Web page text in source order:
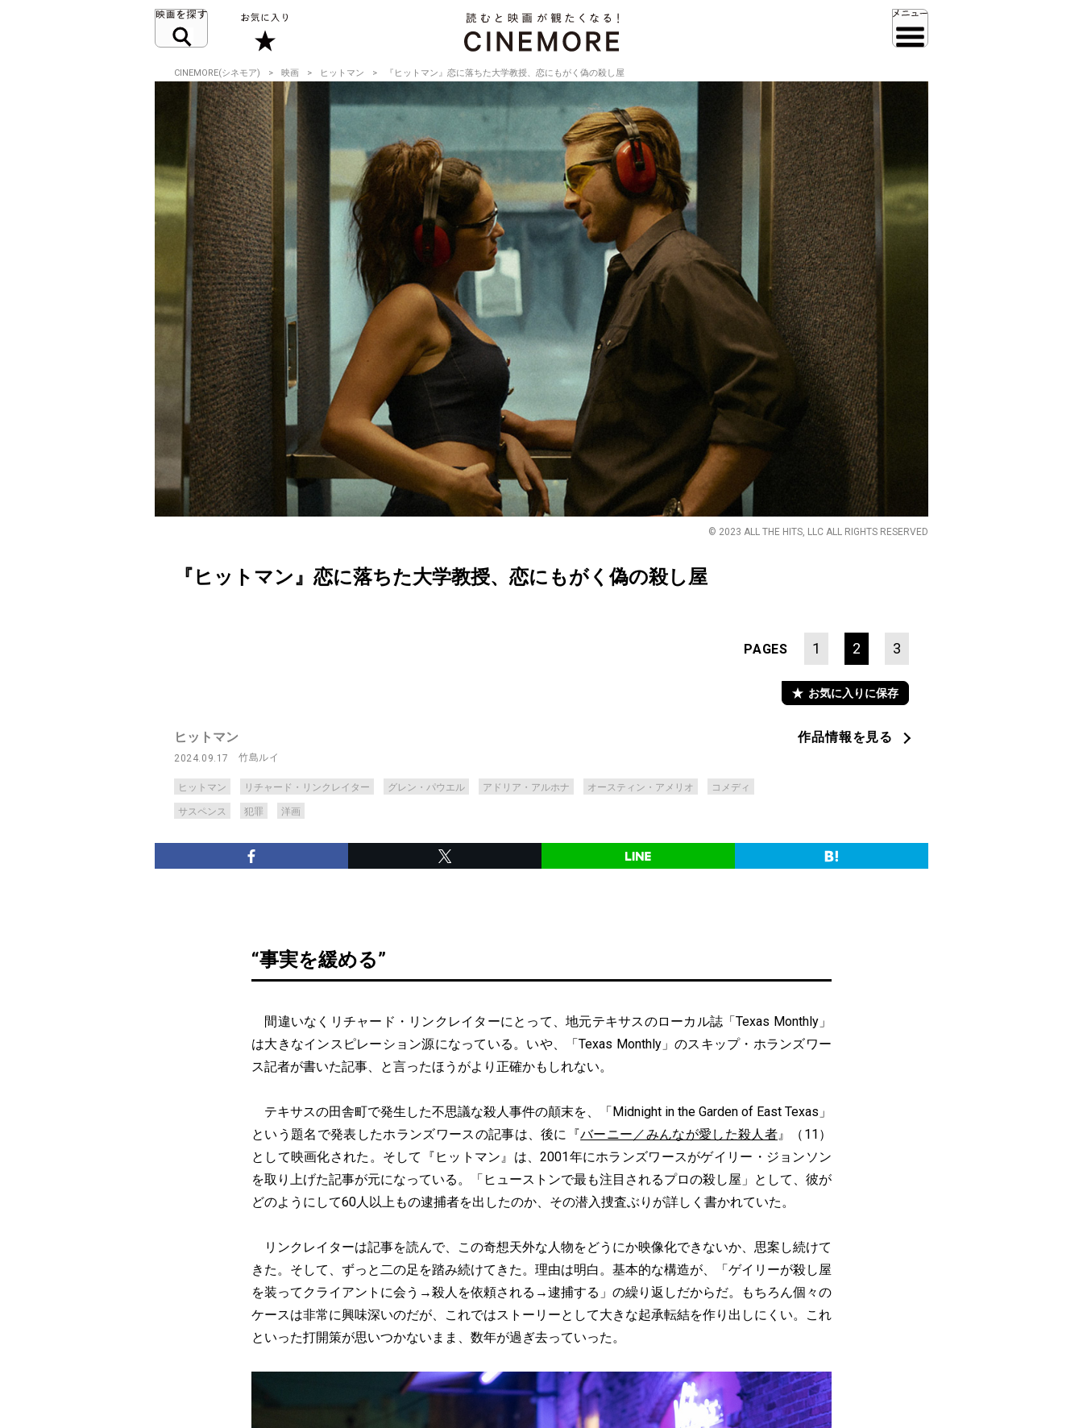
CINEMORE(シネモア) 映画 ヒットマン 『ヒットマン』恋に落ちた大学教授、恋にもがく偽の殺し屋
© 2023 ALL THE HITS, LLC ALL RIGHTS RESERVED
『ヒットマン』恋に落ちた大学教授、恋にもがく偽の殺し屋
PAGES 1 2 3
お気に入りに保存
ヒットマン
2024.09.17 竹島ルイ
ヒットマン リチャード・リンクレイター グレン・パウエル アドリア・アルホナ オースティン・アメリオ コメディ
サスペンス 犯罪 洋画
作品情報を見る
“事実を緩める”
間違いなくリチャード・リンクレイターにとって、地元テキサスのローカル誌「Texas Monthly」
は大きなインスピレーション源になっている。いや、「Texas Monthly」のスキップ・ホランズワー
ス記者が書いた記事、と言ったほうがより正確かもしれない。
テキサスの田舎町で発生した不思議な殺人事件の顛末を、「Midnight in the Garden of East Texas」
という題名で発表したホランズワースの記事は、後に『バーニー／みんなが愛した殺人者』（11）
として映画化された。そして『ヒットマン』は、2001年にホランズワースがゲイリー・ジョンソン
を取り上げた記事が元になっている。「ヒューストンで最も注目されるプロの殺し屋」として、彼が
どのようにして60人以上もの逮捕者を出したのか、その潜入捜査ぶりが詳しく書かれていた。
リンクレイターは記事を読んで、この奇想天外な人物をどうにか映像化できないか、思案し続けて
きた。そして、ずっと二の足を踏み続けてきた。理由は明白。基本的な構造が、「ゲイリーが殺し屋
を装ってクライアントに会う→殺人を依頼される→逮捕する」の繰り返しだからだ。もちろん個々の
ケースは非常に興味深いのだが、これではストーリーとして大きな起承転結を作り出しにくい。これ
といった打開策が思いつかないまま、数年が過ぎ去っていった。